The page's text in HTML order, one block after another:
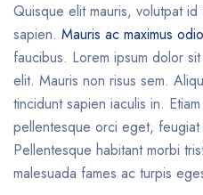
Quisque elit mauris, volutpat
sapien. Mauris ac maximus odio
faucibus. Lorem ipsum dolor
elit. Mauris non risus sem.
tincidunt sapien iaculis in.
pellentesque orci eget,
Pellentesque habitant morbi
malesuada fames ac turpis